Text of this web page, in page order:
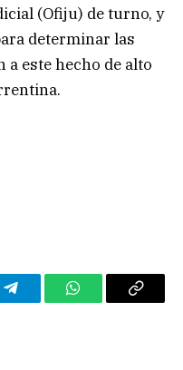
(Ofiju) de turno, y
determinar las
este hecho de alto
TelegramWhatsAppCopy